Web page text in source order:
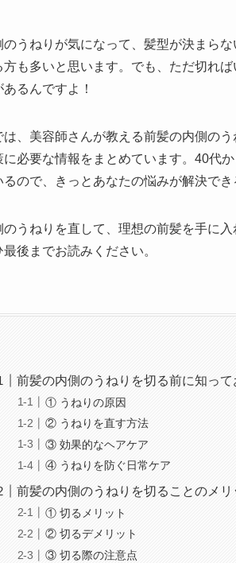
のうねりが気になって、髪型が決まら
方も多いと思います。でも、ただ切れ
るんですよ！
は、美容師さんが教える前髪の内側の
に必要な情報をまとめています。40代
ので、きっとあなたの悩みが解決でき
のうねりを直して、理想の前髪を手に
後までお読みください。
前髪の内側のうねりを切る前に知っ
① うねりの原因
② うねりを直す方法
③ 効果的なヘアケア
④ うねりを防ぐ日常ケア
前髪の内側のうねりを切ることのメリ
① 切るメリット
② 切るデメリット
③ 切る際の注意点